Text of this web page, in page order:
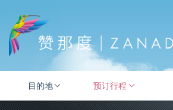
目的地 预订行程